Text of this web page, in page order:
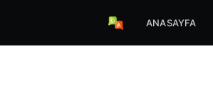
ANASAYFA